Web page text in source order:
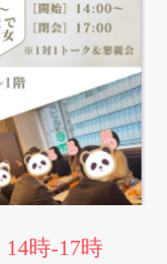
時-17時